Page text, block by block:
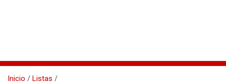
Inicio
Listas